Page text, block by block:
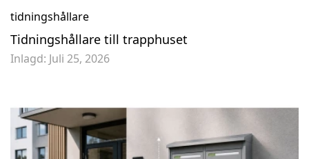
tidningshållare
Tidningshållare till trapphuset
Inlagd: Juli 25, 2026